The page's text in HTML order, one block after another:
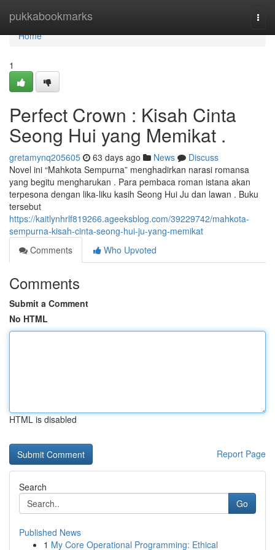
pukkabookmarks
Home
Home
1
Perfect Crown : Kisah Cinta
Seong Hui yang Memikat .
gretamynq205605 63 days ago News
Discuss
Novel ini “Mahkota Sempurna” menghadirkan narasi romansa
yang begitu mengharukan . Para pembaca roman istana akan
terpesona dengan lika-liku kasih Seong Hui Ju dan lawan . Buku
tersebut
https://kaitlynhrlf819266.ageeksblog.com/39229742/mahkota-
sempurna-kisah-cinta-seong-hui-ju-yang-memikat
Comments
Who Upvoted
Comments
Submit a Comment
No HTML
HTML is disabled
Report Page
Search
Go
Published News
1 My Core Operational Programming: Ethical